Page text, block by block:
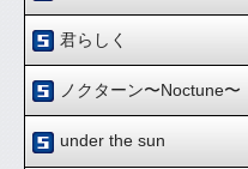
作詞・作曲：島内大樹
OCTOPUS初のフルアルバム、タ
作詞・作曲：島内大樹
音源になってないだけに、かなり
君らしく
作詞・作曲：島内大樹
自主レーベルGalaxy Recordsよ
ノクターン〜Noctune〜
under the sun